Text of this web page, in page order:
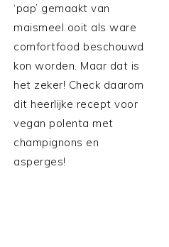
‘pap’ gemaakt van
maismeel ooit als ware
comfortfood beschouwd
kon worden. Maar dat is
het zeker! Check daarom
dit heerlijke recept voor
vegan polenta met
champignons en
asperges!